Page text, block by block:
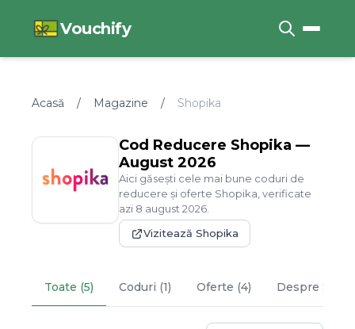
Vouchify
Acasă / Magazine / Shopika
Cod Reducere Shopika —
August 2026
Aici găsești cele mai bune coduri de
reducere și oferte Shopika , verificate
azi 8 august 2026
Vizitează Shopika
Toate (5) Coduri (1) Oferte (4) Despre